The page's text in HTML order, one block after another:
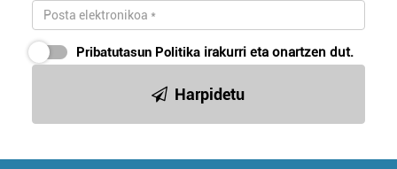
Pribatutasun Politika irakurri eta onartzen dut.
Harpidetu